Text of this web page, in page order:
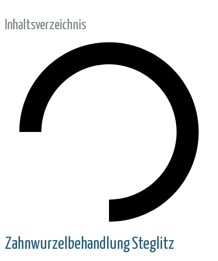
Inhaltsverzeichnis
ZahnwurzelbehandlungSteglitz